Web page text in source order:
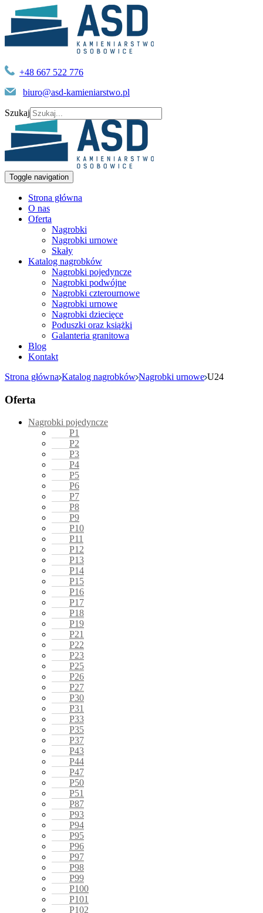
+48 667 522 776
biuro@asd-kamieniarstwo.pl
Szukaj
Toggle navigation
Strona główna
O nas
Oferta
Nagrobki
Nagrobki urnowe
Skały
Katalog nagrobków
Nagrobki pojedyncze
Nagrobki podwójne
Nagrobki czterournowe
Nagrobki urnowe
Nagrobki dziecięce
Poduszki oraz książki
Galanteria granitowa
Blog
Kontakt
Strona główna Katalog nagrobków Nagrobki urnowe U24
Oferta
Nagrobki pojedyncze
P1
P2
P3
P4
P5
P6
P7
P8
P9
P10
P11
P12
P13
P14
P15
P16
P17
P18
P19
P21
P22
P23
P25
P26
P27
P30
P31
P33
P35
P37
P43
P44
P47
P50
P51
P87
P93
P94
P95
P96
P97
P98
P99
P100
P101
P102